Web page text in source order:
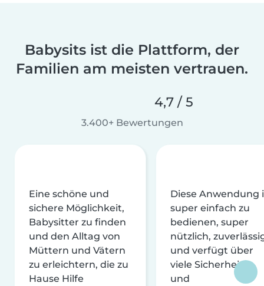
Babysits ist die Plattform, der
Familien am meisten vertrauen.
4,7 / 5
3.400+ Bewertungen
Eine schöne und
sichere Möglichkeit,
Babysitter zu finden
und den Alltag von
Müttern und Vätern
zu erleichtern, die zu
Hause Hilfe
Diese Anwendung
super einfach zu
bedienen, super
nützlich,
und verfügt über
viele Sicherheits-
und